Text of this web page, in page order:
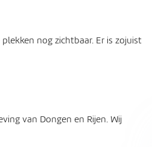
nog zichtbaar. Er is zojuist
van Dongen en Rijen. Wij